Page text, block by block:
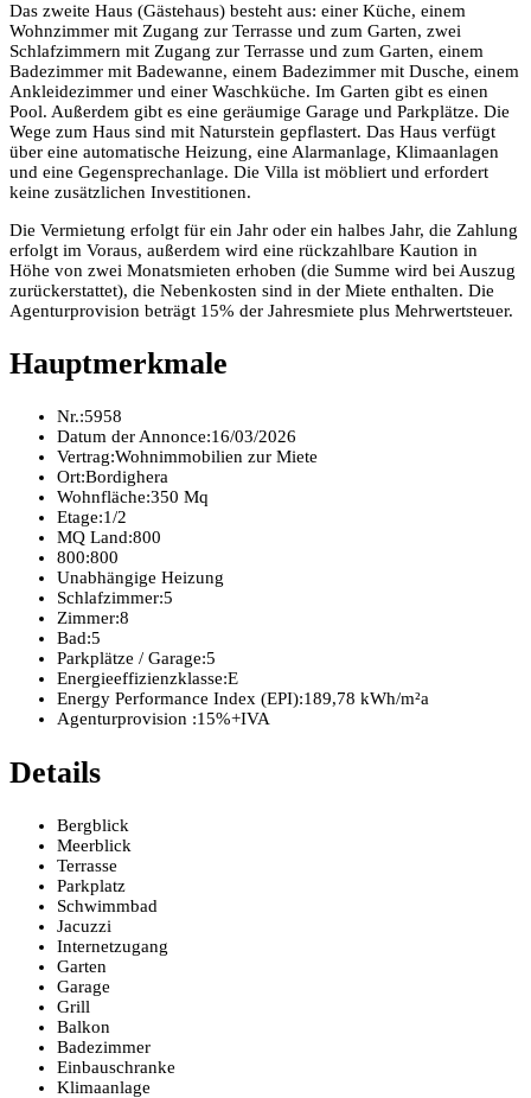
Das zweite Haus (Gästehaus) besteht aus: einer Küche, einem
Wohnzimmer mit Zugang zur Terrasse und zum Garten, zwei
Schlafzimmern mit Zugang zur Terrasse und zum Garten, einem
Badezimmer mit Badewanne, einem Badezimmer mit Dusche, einem
Ankleidezimmer und einer Waschküche. Im Garten gibt es einen
Pool. Außerdem gibt es eine geräumige Garage und Parkplätze. Die
Wege zum Haus sind mit Naturstein gepflastert. Das Haus verfügt
über eine automatische Heizung, eine Alarmanlage, Klimaanlagen
und eine Gegensprechanlage. Die Villa ist möbliert und erfordert
keine zusätzlichen Investitionen.
Die Vermietung erfolgt für ein Jahr oder ein halbes Jahr, die Zahlung
erfolgt im Voraus, außerdem wird eine rückzahlbare Kaution in
Höhe von zwei Monatsmieten erhoben (die Summe wird bei Auszug
zurückerstattet), die Nebenkosten sind in der Miete enthalten. Die
Agenturprovision beträgt 15% der Jahresmiete plus Mehrwertsteuer.
Hauptmerkmale
Nr.:5958
Datum der Annonce:16/03/2026
Vertrag:Wohnimmobilien zur Miete
Ort:Bordighera
Wohnfläche:350 Mq
Etage:1/2
MQ Land:800
800:800
Unabhängige Heizung
Schlafzimmer:5
Zimmer:8
Bad:5
Parkplätze / Garage:5
Energieeffizienzklasse:E
Energy Performance Index (EPI):189,78 kWh/m²a
Agenturprovision :15%+IVA
Details
Bergblick
Meerblick
Terrasse
Parkplatz
Schwimmbad
Jacuzzi
Internetzugang
Garten
Garage
Grill
Balkon
Badezimmer
Einbauschranke
Klimaanlage